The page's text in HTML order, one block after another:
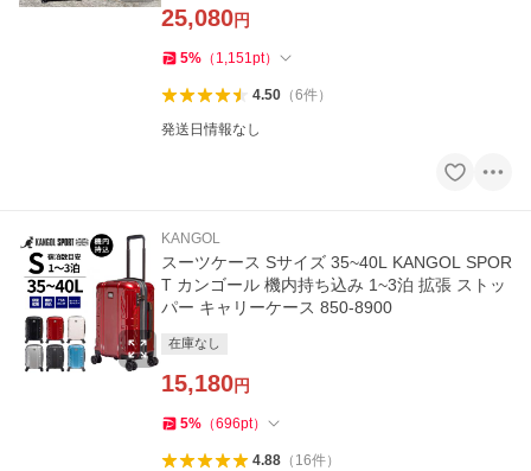
25,080円
5% （ 1,151pt）
4.50（6件）
発送日情報なし
KANGOL
スーツケース Sサイズ 35~40L KANGOL SPOR
T カンゴール 機内持ち込み 1~3泊 拡張 ストッ
パー キャリーケース 850-8900
在庫なし
15,180円
5% （696pt）
4.88（ 16件）